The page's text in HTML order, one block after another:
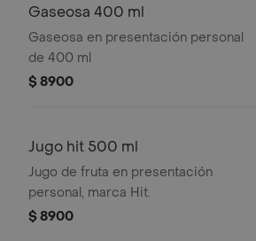
Gaseosa 400 ml
Gaseosa en presentación personal
de 400 ml
$ 8900
Jugo hit 500 ml
Jugo de fruta en presentación
personal, marca Hit.
$ 8900